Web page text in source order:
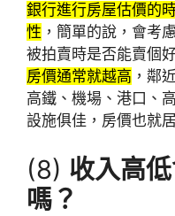
銀行進行房屋估價的
性 ，簡單的說，會考
被拍賣時是否能賣個
房價通常就越高 ，鄰
高鐵、機場、港口、
設施俱佳，房價也就
(8) 收入高
嗎？